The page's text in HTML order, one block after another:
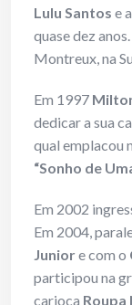
Lulu Santos e
quase dez
Montreux, na
Em 1997
dedicar a sua
qual emplacou
“Sonho de
Em 2002
Em 2004,
Juniore com o
participou na
carioca Roupa